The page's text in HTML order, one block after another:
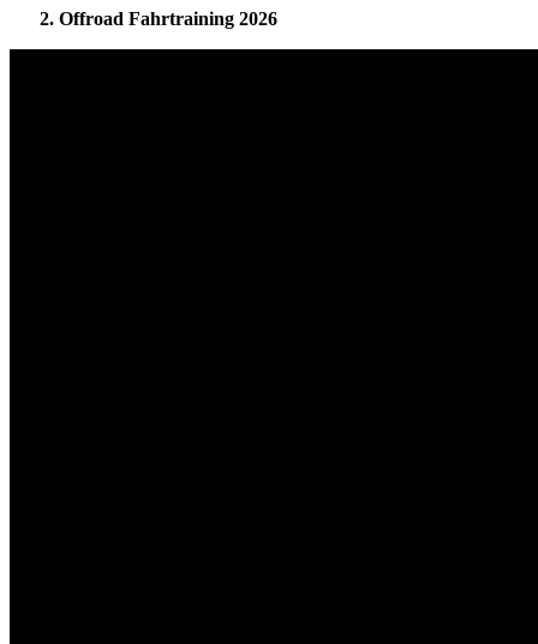
2. Offroad Fahrtraining 2026